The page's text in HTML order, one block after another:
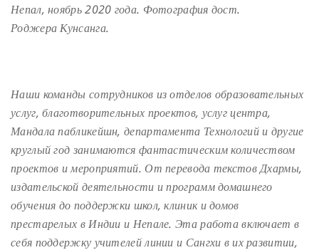
Непал, ноябрь 2020 года. Фотография дост.
Роджера Кунсанга.
Наши команды сотрудников из отделов образовательных
услуг, благотворительных проектов, услуг центра,
Мандала пабликейшн, департамента Технологий и другие
круглый год занимаются фантастическим количеством
проектов и мероприятий. От перевода текстов Дхармы,
издательской деятельности и программ домашнего
обучения до поддержки школ, клиник и домов
престарелых в Индии и Непале. Эта работа включает в
себя поддержку учителей линии и Сангхи в их развитии,